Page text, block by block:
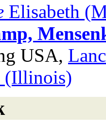
Elisabeth
USA,
(Illinois)